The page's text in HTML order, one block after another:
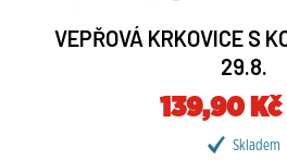
VEPŘOVÁ KRKOVICE S
29.8.
139,90 Kč
Skladem